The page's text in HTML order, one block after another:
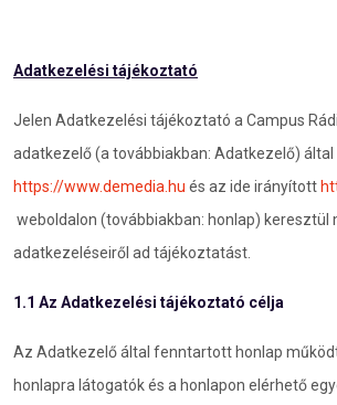
Adatkezelési tájékoztató
Jelen Adatkezelési tájékoztató a Campus
adatkezelő (a továbbiakban: Adatkezelő)
https://www.demedia.hu és az ide irányított
weboldalon (továbbiakban: honlap) keresztül
adatkezeléseiről ad tájékoztatást.
1.1 Az Adatkezelési tájékoztató célja
Az Adatkezelő által fenntartott honlap
honlapra látogatók és a honlapon elérhető